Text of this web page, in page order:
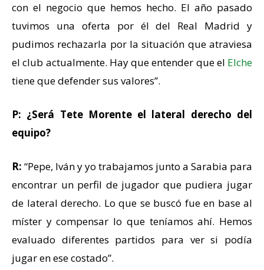
con el negocio que hemos hecho. El año pasado
tuvimos una oferta por él del Real Madrid y
pudimos rechazarla por la situación que atraviesa
el club actualmente. Hay que entender que el Elche
tiene que defender sus valores”.
P: ¿Será Tete Morente el lateral derecho del
equipo?
R: “Pepe, Iván y yo trabajamos junto a Sarabia para
encontrar un perfil de jugador que pudiera jugar
de lateral derecho. Lo que se buscó fue en base al
míster y compensar lo que teníamos ahí. Hemos
evaluado diferentes partidos para ver si podía
jugar en ese costado”.